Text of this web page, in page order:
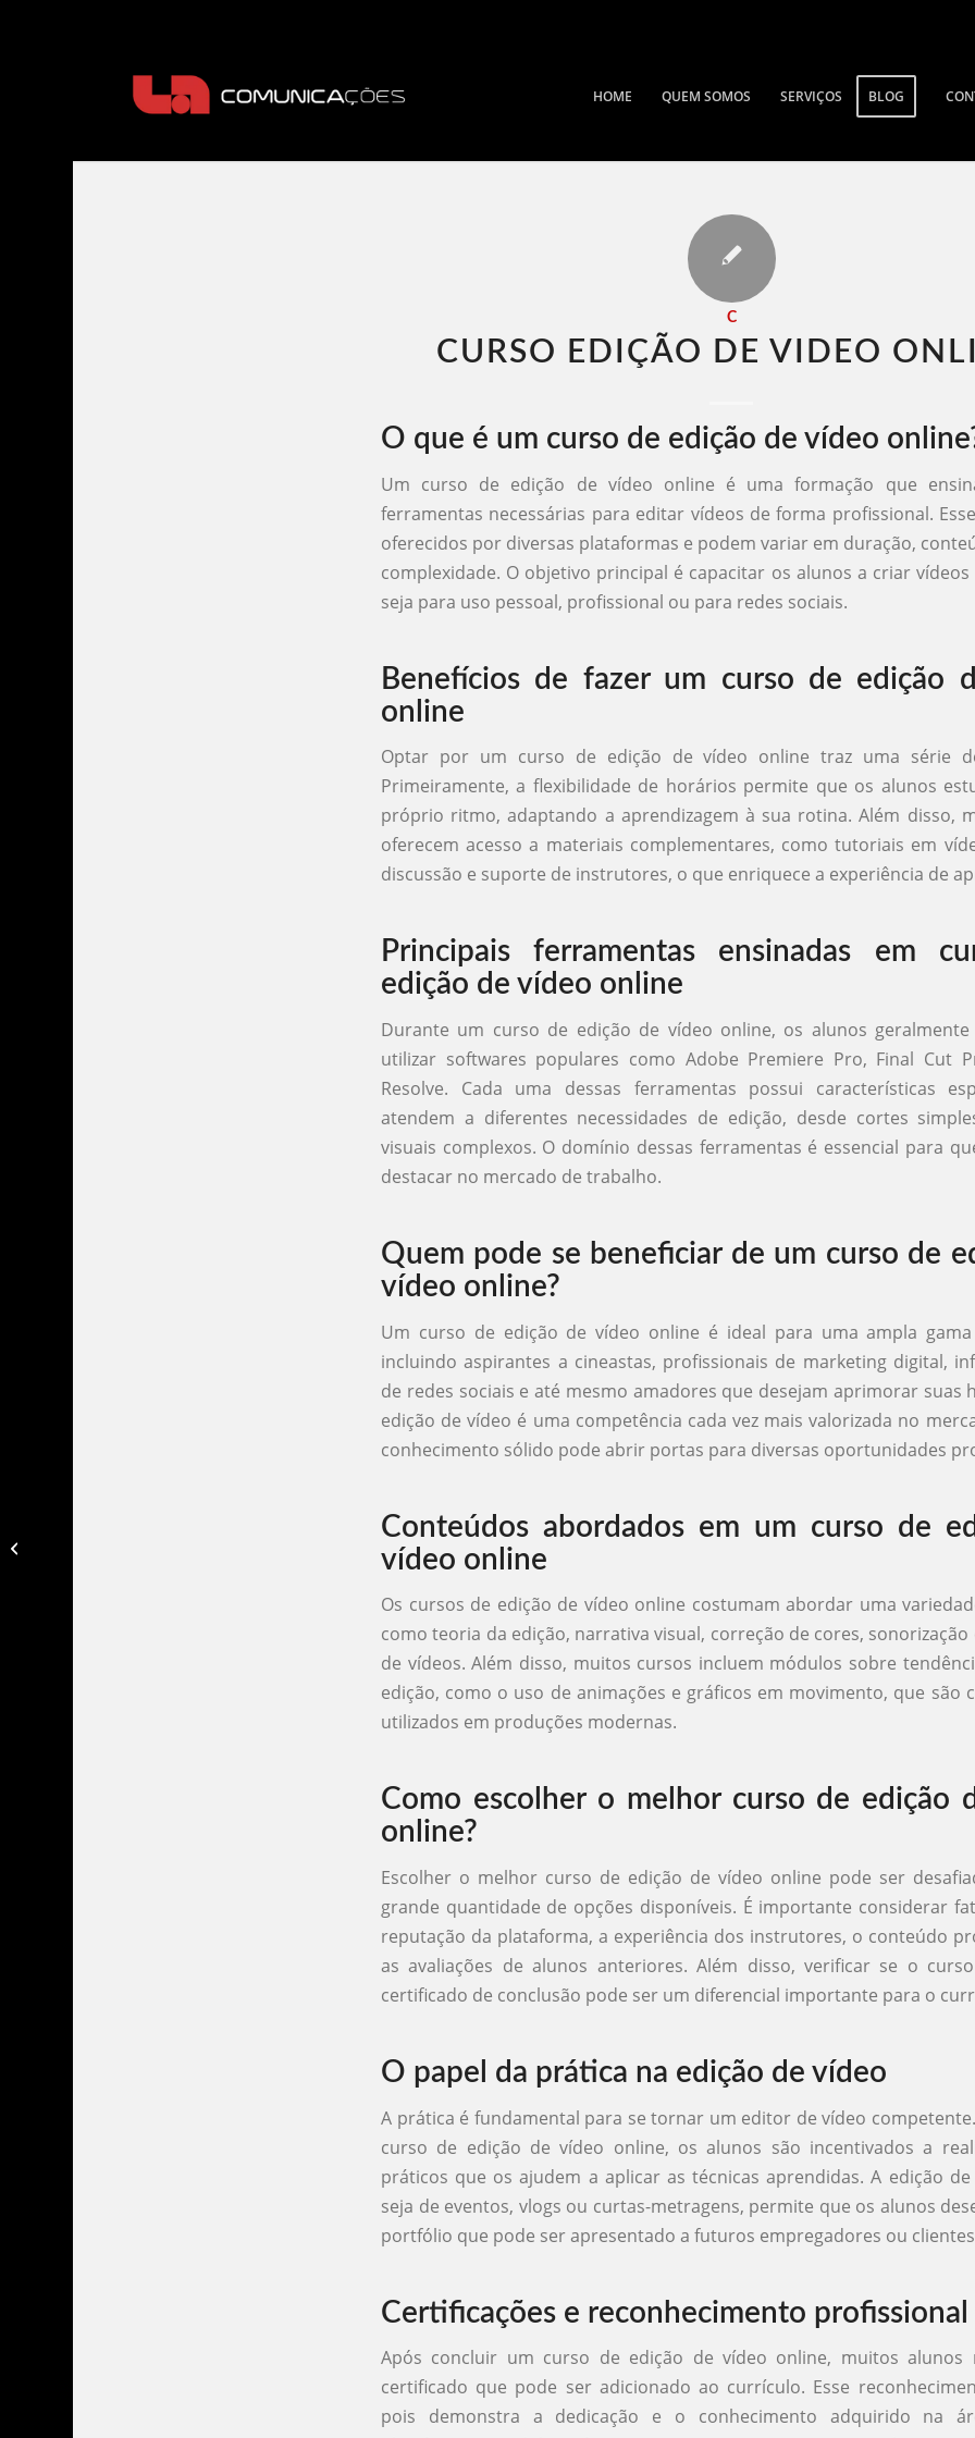
HOME QUEM SOMOS SERVIÇOS BLOG
C
CURSO EDIÇÃO DE VIDEO
O que é um curso de edição de vídeo
Um curso de edição de vídeo online é uma formação que
ferramentas necessárias para editar vídeos de forma profissional.
oferecidos por diversas plataformas e podem variar em duração,
complexidade. O objetivo principal é capacitar os alunos a criar
seja para uso pessoal, profissional ou para redes sociais.
Benefícios de fazer um curso de edição
online
Optar por um curso de edição de vídeo online traz uma série
Primeiramente, a flexibilidade de horários permite que os alunos
próprio ritmo, adaptando a aprendizagem à sua rotina. Além disso,
oferecem acesso a materiais complementares, como tutoriais em
discussão e suporte de instrutores, o que enriquece a experiência de
Principais ferramentas ensinadas em
edição de vídeo online
Durante um curso de edição de vídeo online, os alunos
utilizar softwares populares como Adobe Premiere Pro, Final Cut
Resolve. Cada uma dessas ferramentas possui características
atendem a diferentes necessidades de edição, desde cortes
visuais complexos. O domínio dessas ferramentas é essencial para
destacar no mercado de trabalho.
Quem pode se beneficiar de um curso de
vídeo online?
Um curso de edição de vídeo online é ideal para uma ampla gama
incluindo aspirantes a cineastas, profissionais de marketing digital,
de redes sociais e até mesmo amadores que desejam aprimorar suas
edição de vídeo é uma competência cada vez mais valorizada no
conhecimento sólido pode abrir portas para diversas oportunidades
Conteúdos abordados em um curso de
vídeo online
Os cursos de edição de vídeo online costumam abordar uma
como teoria da edição, narrativa visual, correção de cores, sonorização
de vídeos. Além disso, muitos cursos incluem módulos sobre
edição, como o uso de animações e gráficos em movimento, que são
utilizados em produções modernas.
Como escolher o melhor curso de edição
online?
Escolher o melhor curso de edição de vídeo online pode ser
grande quantidade de opções disponíveis. É importante considerar
reputação da plataforma, a experiência dos instrutores, o conteúdo
as avaliações de alunos anteriores. Além disso, verificar se o
certificado de conclusão pode ser um diferencial importante para o
O papel da prática na edição de vídeo
A prática é fundamental para se tornar um editor de vídeo
curso de edição de vídeo online, os alunos são incentivados a
práticos que os ajudem a aplicar as técnicas aprendidas. A edição de
seja de eventos, vlogs ou curtas-metragens, permite que os alunos
portfólio que pode ser apresentado a futuros empregadores ou
Certificações e reconhecimento profissional
Após concluir um curso de edição de vídeo online, muitos alunos
certificado que pode ser adicionado ao currículo. Esse
pois demonstra a dedicação e o conhecimento adquirido na